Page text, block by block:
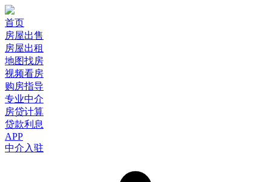
首页
房屋出售
房屋出租
地图找房
视频看房
购房指导
专业中介
房贷计算
贷款利息
APP
中介入驻